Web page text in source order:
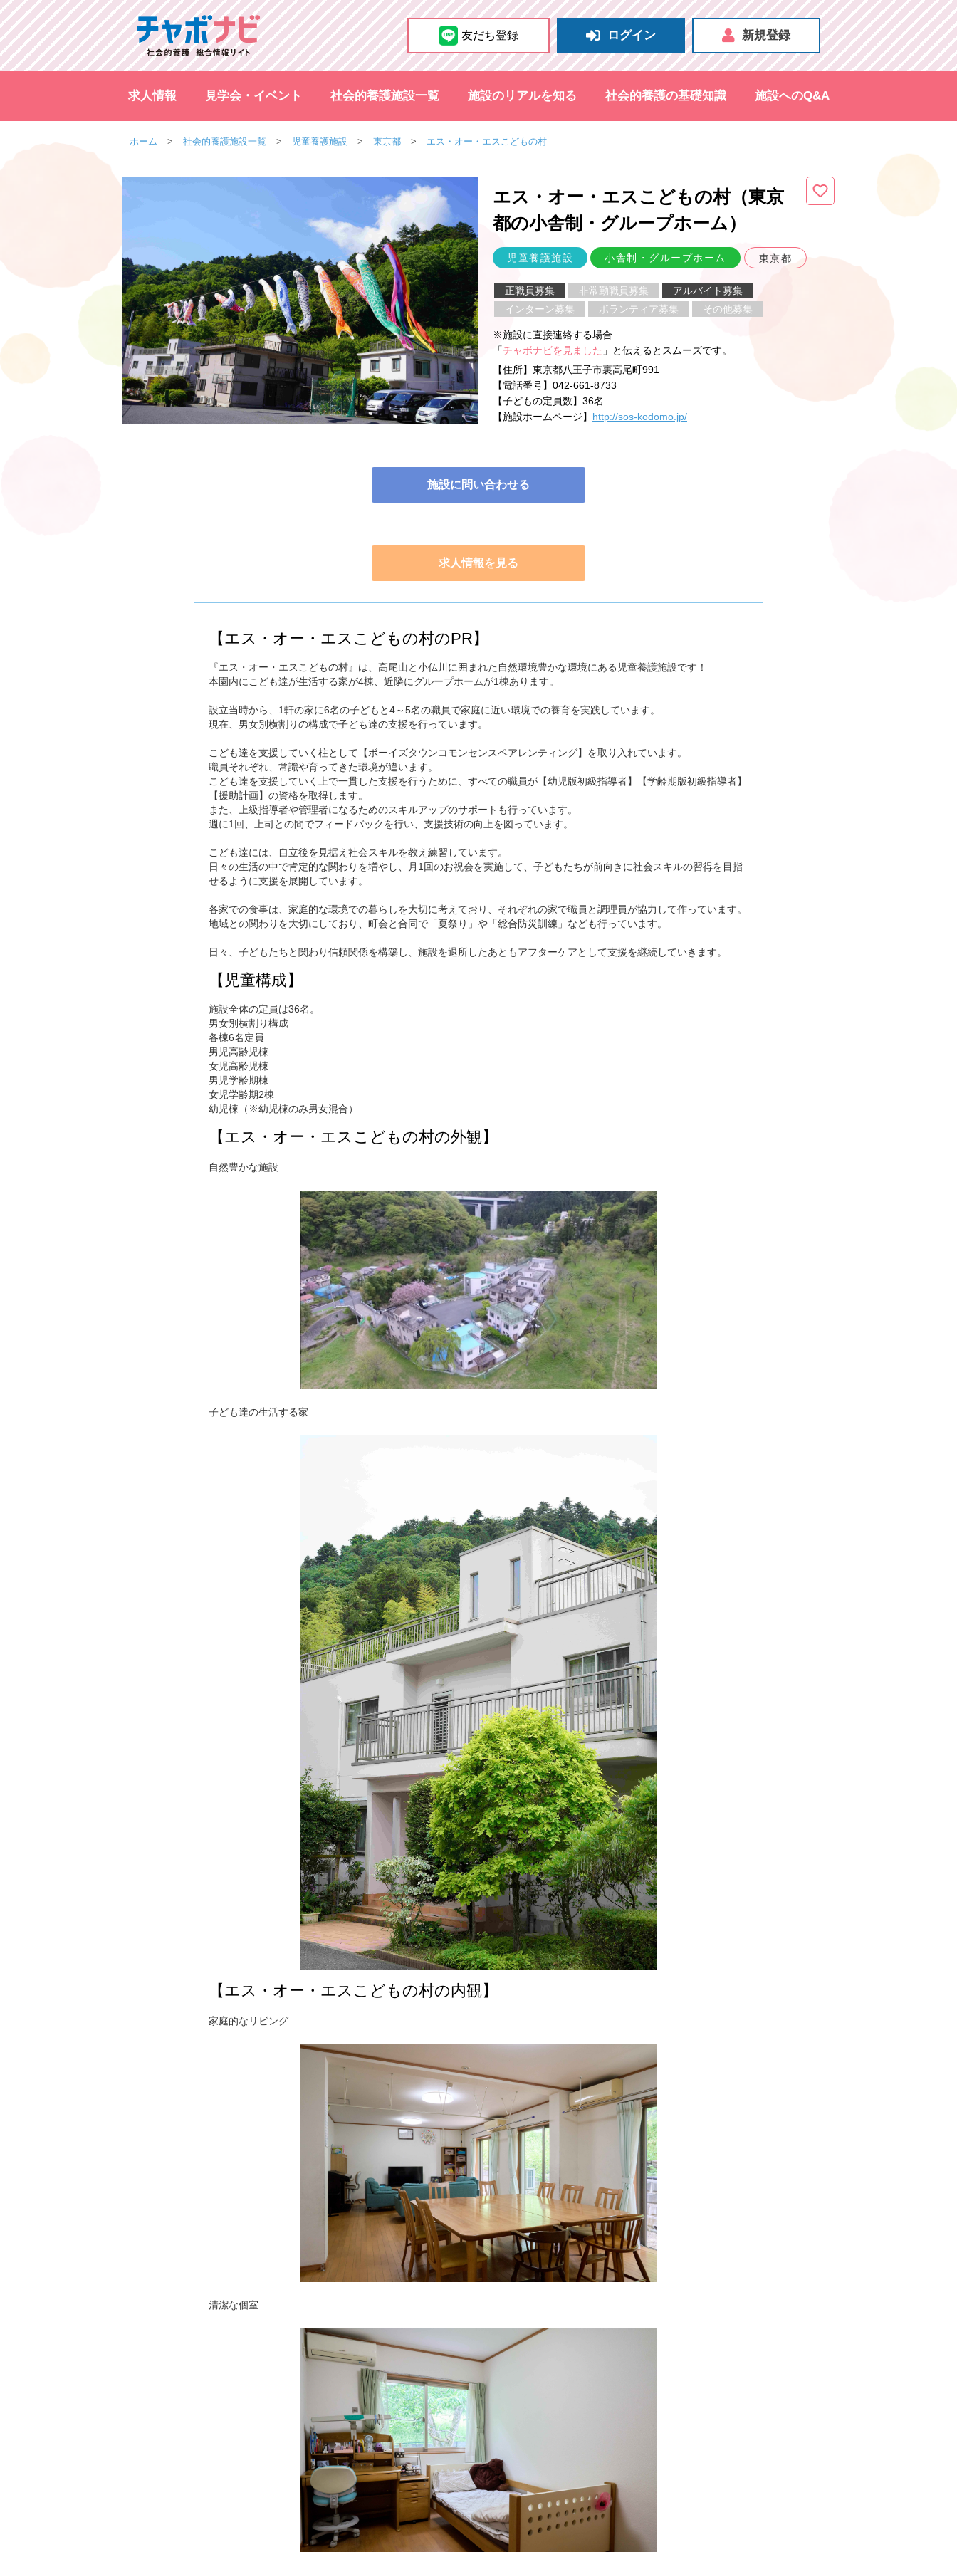
友だち登録 ログイン 新規登録
求人情報 見学会・イベント 社会的養護施設一覧 施設のリアルを知る 社会的養護の基礎知識 施設へのQ&A
ホーム 社会的養護施設一覧 児童養護施設 東京都 エス・オー・エスこどもの村
エス・オー・エスこどもの村（東京
都の小舎制・グループホーム）
児童養護施設 小舎制・グループホーム 東京都
正職員募集 非常勤職員募集
アルバイト募集
インターン募集
ボランティア募集 その他募集
※施設に直接連絡する場合
「チャボナビを見ました 」と伝えるとスムーズです。
【住所】 東京都八王子市裏高尾町991
【電話番号】 042-661-8733
【子どもの定員数】 36名
【施設ホームページ】 http://sos-kodomo.jp/
施設に問い合わせる
求人情報を見る
【エス・オー・エスこどもの村のPR】
『エス・オー・エスこどもの村』は、高尾山と小仏川に囲まれた自然環境豊かな環境にある児童養護施設です！
本園内にこども達が生活する家が4棟、近隣にグループホームが1棟あります。
設立当時から、1軒の家に6名の子どもと4～5名の職員で家庭に近い環境での養育を実践しています。
現在、男女別横割りの構成で子ども達の支援を行っています。
こども達を支援していく柱として【ボーイズタウンコモンセンスペアレンティング】を取り入れています。
職員それぞれ、常識や育ってきた環境が違います。
こども達を支援していく上で一貫した支援を行うために、すべての職員が【幼児版初級指導者】【学齢期版初級指導者】
【援助計画】の資格を取得します。
また、上級指導者や管理者になるためのスキルアップのサポートも行っています。
週に1回、上司との間でフィードバックを行い、支援技術の向上を図っています。
こども達には、自立後を見据え社会スキルを教え練習しています。
日々の生活の中で肯定的な関わりを増やし、月1回のお祝会を実施して、子どもたちが前向きに社会スキルの習得を目指
せるように支援を展開しています。
各家での食事は、家庭的な環境での暮らしを大切に考えており、それぞれの家で職員と調理員が協力して作っています。
地域との関わりを大切にしており、町会と合同で「夏祭り」や「総合防災訓練」なども行っています。
日々、子どもたちと関わり信頼関係を構築し、施設を退所したあともアフターケアとして支援を継続していきます。
【児童構成】
施設全体の定員は36名。
男女別横割り構成
各棟6名定員
男児高齢児棟
女児高齢児棟
男児学齢期棟
女児学齢期2棟
幼児棟（※幼児棟のみ男女混合）
【エス・オー・エスこどもの村の外観】
自然豊かな施設
子ども達の生活する家
【エス・オー・エスこどもの村の内観】
家庭的なリビング
清潔な個室